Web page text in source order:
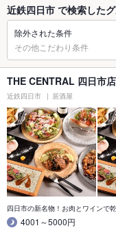
近鉄四日市 で検索した
除外された条件
その他こだわり条件
THE CENTRAL 四日市店
近鉄四日市 居酒屋
四日市の新名物！お肉とワインで
4001～5000円